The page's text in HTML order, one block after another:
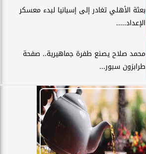
بعثة الأهلي تغادر إلى إسبانيا لبدء معسكر
الإعداد.....
محمد صلاح يصنع طفرة جماهيرية.. صفحة
طرابزون سبور...